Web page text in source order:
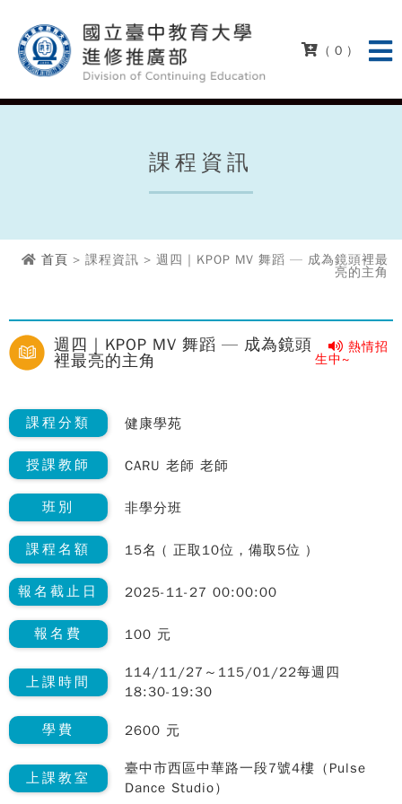
( 0 )
課程資訊
首頁 > 課程資訊 > 週四｜KPOP MV 舞蹈 — 成為鏡頭裡最
亮的主角
週四｜KPOP MV 舞蹈 — 成為鏡頭
裡最亮的主角
熱情招
生中~
課程分類 健康學苑
授課教師 CARU 老師 老師
班別 非學分班
課程名額 15名 ( 正取10位，備取5位 )
報名截止日 2025-11-27 00:00:00
報名費 100 元
上課時間
114/11/27～115/01/22每週四
18:30-19:30
學費 2600 元
上課教室
臺中市西區中華路一段7號4樓（Pulse
Dance Studio）